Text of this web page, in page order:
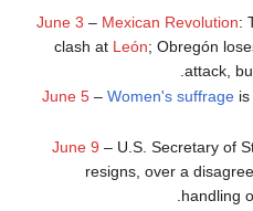
June 3 – Mexican Revolution:
clash at León; Obregón
attack,
June 5– Women's suffrageis
June 9 – U.S. Secretary of
resigns, over a
handling